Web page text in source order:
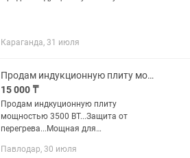
Караганда, 31 июля
Продам индукционную плиту мощность 3500 ВТ...В отличном состоянии...
15 000 ₸
Продам индкуционную плиту
мощностью 3500 ВТ...Защита от
перегрева...Мощная для
Павлодар, 30 июля